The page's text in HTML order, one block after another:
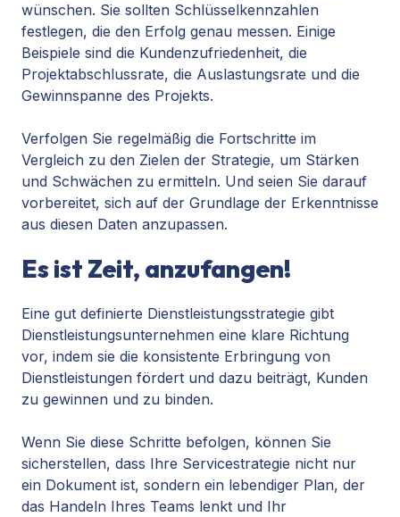
wünschen. Sie sollten Schlüsselkennzahlen
festlegen, die den Erfolg genau messen. Einige
Beispiele sind die Kundenzufriedenheit, die
Projektabschlussrate, die Auslastungsrate und die
Gewinnspanne des Projekts.
Verfolgen Sie regelmäßig die Fortschritte im
Vergleich zu den Zielen der Strategie, um Stärken
und Schwächen zu ermitteln. Und seien Sie darauf
vorbereitet, sich auf der Grundlage der Erkenntnisse
aus diesen Daten anzupassen.
Es ist Zeit, anzufangen!
Eine gut definierte Dienstleistungsstrategie gibt
Dienstleistungsunternehmen eine klare Richtung
vor, indem sie die konsistente Erbringung von
Dienstleistungen fördert und dazu beiträgt, Kunden
zu gewinnen und zu binden.
Wenn Sie diese Schritte befolgen, können Sie
sicherstellen, dass Ihre Servicestrategie nicht nur
ein Dokument ist, sondern ein lebendiger Plan, der
das Handeln Ihres Teams lenkt und Ihr